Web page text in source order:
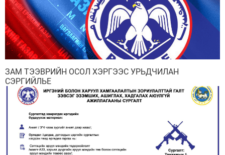
ЗАМ ТЭЭВРИЙН ОСОЛ ХЭРГЭЭС УРЬДЧИЛАН
СЭРГИЙЛЬЕ